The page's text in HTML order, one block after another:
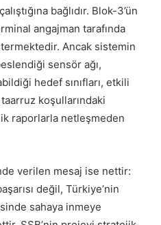
bağlıdır. Blok-3’ün
angajman tarafında
Ancak sistemin
sensör ağı,
hedef sınıfları, etkili
koşullarındaki
raporlarla netleşmeden
verilen mesaj ise nettir:
değil, Türkiye’nin
sahaya inmeye